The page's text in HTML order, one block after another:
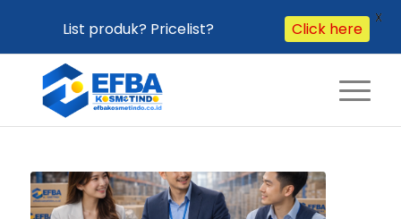
List produk? Pricelist? Click here
X